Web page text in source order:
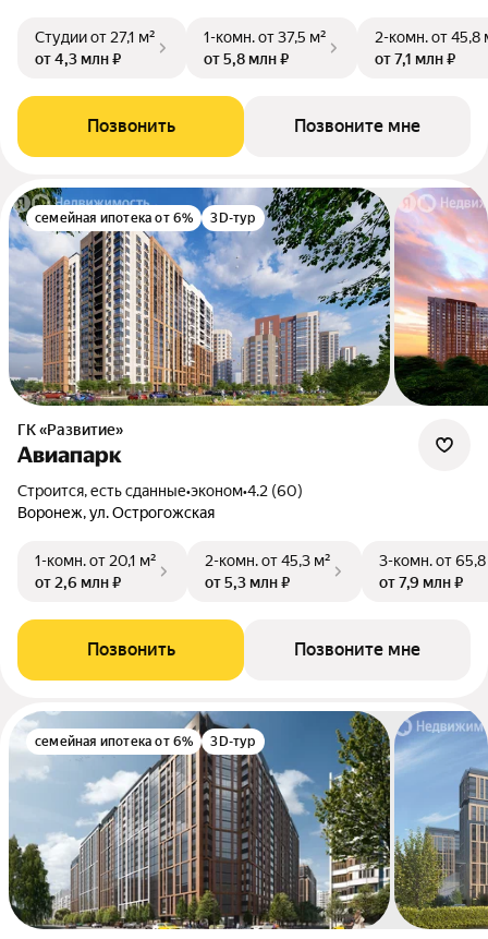
Студииот 27,1 м²
от 4,3 млн ₽
1-комн.от 37,5 м²
от 5,8 млн ₽
2-комн.от 45,8
от 7,1 млн ₽
Позвонить Позвоните мне
семейная ипотека от 6% 3D-тур
ГК «Развитие»
Авиапарк
Строится, есть сданные•эконом•4.2 (60)
Воронеж, ул. Острогожская
1-комн.от 20,1 м²
от 2,6 млн ₽
2-комн.от 45,3 м²
от 5,3 млн ₽
3-комн.от
от 7,9 млн ₽
Позвонить Позвоните мне
семейная ипотека от 6% 3D-тур